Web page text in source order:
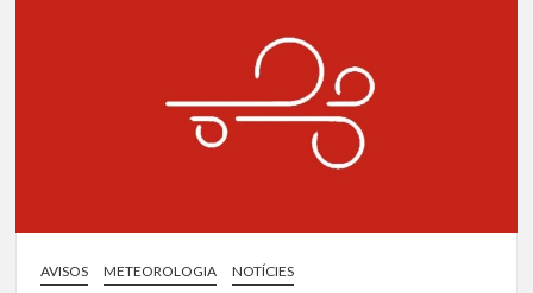
AVISOS METEOROLOGIA NOTÍCIES